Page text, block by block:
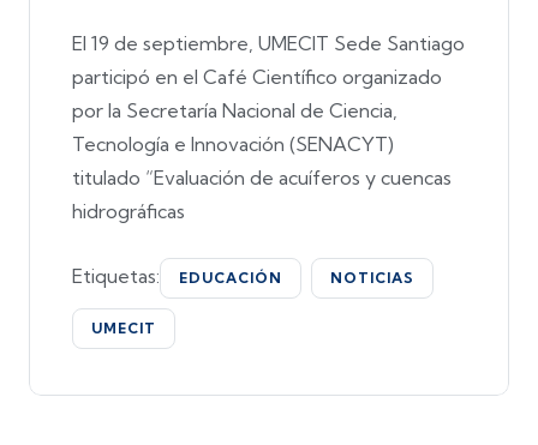
El 19 de septiembre, UMECIT Sede Santiago
participó en el Café Científico organizado
por la Secretaría Nacional de Ciencia,
Tecnología e Innovación (SENACYT)
titulado “Evaluación de acuíferos y cuencas
hidrográficas
Etiquetas: EDUCACIÓN NOTICIAS
UMECIT